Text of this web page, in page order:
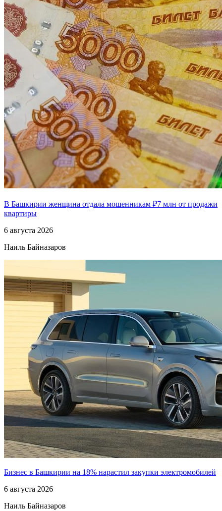
В Башкирии женщина отдала мошенникам ₽7 млн от продажи
квартиры
6 августа 2026
Наиль Байназаров
Бизнес в Башкирии на 18% нарастил закупки электромобилей
6 августа 2026
Наиль Байназаров